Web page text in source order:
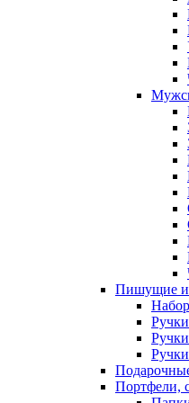
Пишущие
Портфели,